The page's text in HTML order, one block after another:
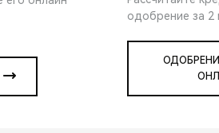
одобрение за 2